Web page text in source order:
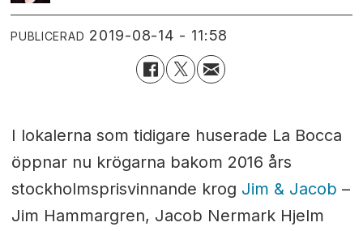
PUBLICERAD 2019-08-14 - 11:58
I lokalerna som tidigare huserade La Bocca
öppnar nu krögarna bakom 2016 års
stockholmsprisvinnande krog Jim & Jacob –
Jim Hammargren, Jacob Nermark Hjelm